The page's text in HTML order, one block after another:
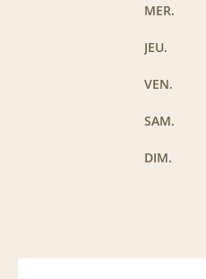
MER.
JEU.
VEN.
SAM.
DIM.